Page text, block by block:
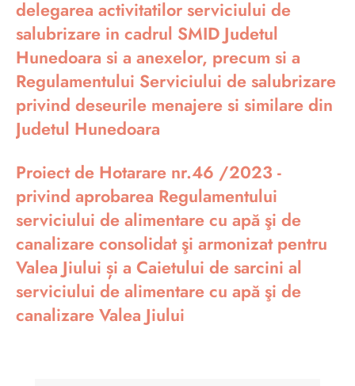
delegarea activitatilor serviciului de
salubrizare in cadrul SMID Judetul
Hunedoara si a anexelor, precum si a
Regulamentului Serviciului de salubrizare
privind deseurile menajere si similare din
Judetul Hunedoara
Proiect de Hotarare nr.46 /2023 -
privind aprobarea Regulamentului
serviciului de alimentare cu apă şi de
canalizare consolidat şi armonizat pentru
Valea Jiului și a Caietului de sarcini al
serviciului de alimentare cu apă şi de
canalizare Valea Jiului